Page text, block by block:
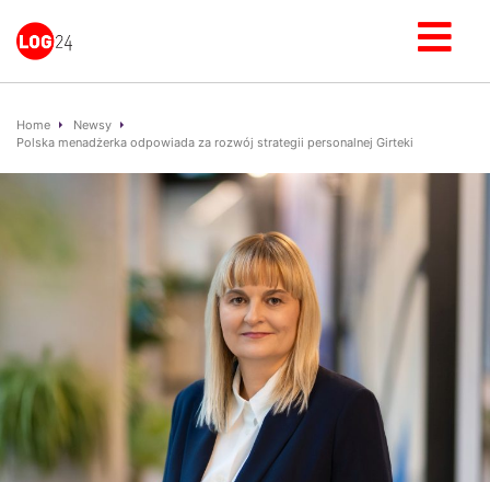
Home
Newsy
Polska menadżerka odpowiada za rozwój strategii personalnej Girteki